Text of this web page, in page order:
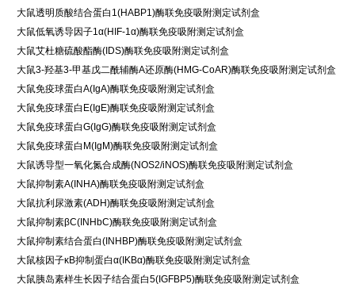
大鼠透明质酸结合蛋白1(HABP1)酶联免疫吸附测定试剂盒
大鼠低氧诱导因子1α(HIF-1α)酶联免疫吸附测定试剂盒
大鼠艾杜糖硫酸酯酶(IDS)酶联免疫吸附测定试剂盒
大鼠3-羟基3-甲基戊二酰辅酶A还原酶(HMG-CoAR)酶联免疫吸附测定试剂盒
大鼠免疫球蛋白A(IgA)酶联免疫吸附测定试剂盒
大鼠免疫球蛋白E(IgE)酶联免疫吸附测定试剂盒
大鼠免疫球蛋白G(IgG)酶联免疫吸附测定试剂盒
大鼠免疫球蛋白M(IgM)酶联免疫吸附测定试剂盒
大鼠诱导型一氧化氮合成酶(NOS2/iNOS)酶联免疫吸附测定试剂盒
大鼠抑制素A(INHA)酶联免疫吸附测定试剂盒
大鼠抗利尿激素(ADH)酶联免疫吸附测定试剂盒
大鼠抑制素βC(INHbC)酶联免疫吸附测定试剂盒
大鼠抑制素结合蛋白(INHBP)酶联免疫吸附测定试剂盒
大鼠核因子κB抑制蛋白α(IKBα)酶联免疫吸附测定试剂盒
大鼠胰岛素样生长因子结合蛋白5(IGFBP5)酶联免疫吸附测定试剂盒